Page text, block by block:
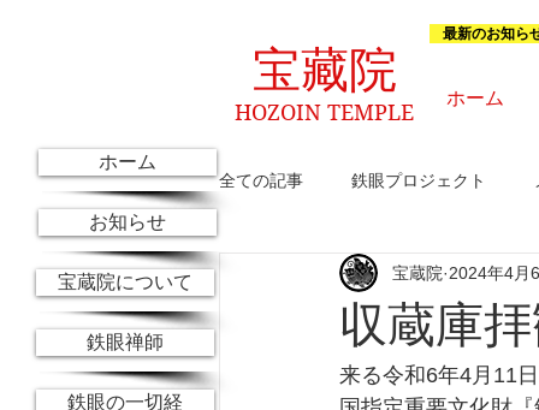
宝藏院
HOZOIN TEMPLE
最新のお知ら
ホーム
全ての記事 鉄眼プロジェクト
これからのお知らせ 京都参禅
収蔵庫
宝蔵院 2024年4月
来る令和6年4月11
ホーム
お知らせ
宝蔵院について
鉄眼禅師
鉄眼の一切経